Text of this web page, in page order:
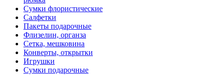
Сумки флористические
Салфетки
Пакеты подарочные
Флизелин, органза
Сетка, мешковина
Конверты, открытки
Игрушки
Сумки подарочные